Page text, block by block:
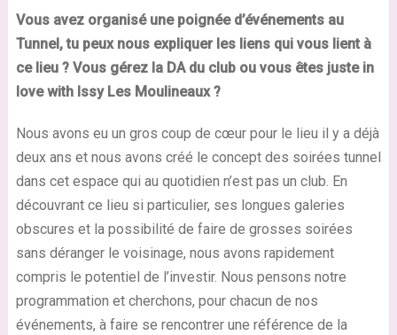
Vous avez organisé une poignée d’événements au
Tunnel, tu peux nous expliquer les liens qui vous lient à
ce lieu ? Vous gérez la DA du club ou vous êtes juste in
love with Issy Les Moulineaux ?
Nous avons eu un gros coup de cœur pour le lieu il y a déjà
deux ans et nous avons créé le concept des soirées tunnel
dans cet espace qui au quotidien n’est pas un club. En
découvrant ce lieu si particulier, ses longues galeries
obscures et la possibilité de faire de grosses soirées
sans déranger le voisinage, nous avons rapidement
compris le potentiel de l’investir. Nous pensons notre
programmation et cherchons, pour chacun de nos
événements, à faire se rencontrer une référence de la